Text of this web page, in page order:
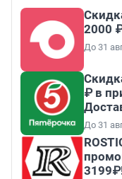
2000
До 31
₽ в
До 31